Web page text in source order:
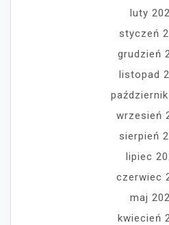
luty
styczeń
grudzień
listopad
wrzesień
sierpień
lipiec
czerwiec
maj
kwiecień